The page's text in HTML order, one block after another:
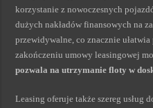
korzystanie z nowoczesnych
dużych nakładów finansowych na
przewidywalne, co znacznie
zakończeniu umowy leasingowej
pozwala na utrzymanie floty w
Leasing oferuje także szereg usług